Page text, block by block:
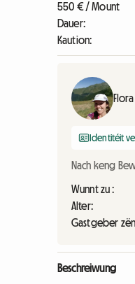
550 € / Mount
Dauer:
Kaution:
Flora
Identitéit
Nach keng
Wunnt zu :
Alter:
Gastgeber
Beschreiwung